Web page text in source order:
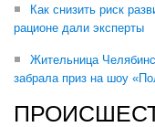
Как снизить риск
рационе дали эксперты
Жительница
забрала приз на шоу